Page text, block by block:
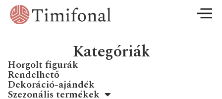
Kategóriák
Horgolt figurák
Rendelhető
Dekoráció-ajándék
Szezonális termékek